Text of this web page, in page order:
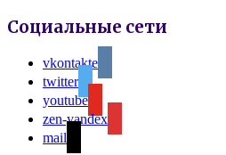
Социальные сети
vkontakte
twitter
youtube
zen-yandex
mail